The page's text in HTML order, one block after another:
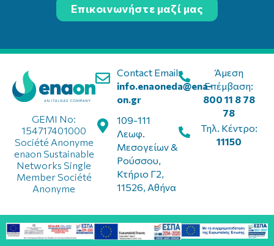
Επικοινωνήστε μαζί μας
Contact Email:
info.enaoneda@ena-
on.gr
109-111
Λεωφ.
Μεσογείων &
Ρούσσου,
Κτήριο Γ2,
11526, Αθήνα
GEMI No:
154717401000
Société Anonyme
enaon Sustainable
Networks Single
Member Société
Anonyme
Άμεση
Επέμβαση:
800 11 8 78
78
Τηλ. Κέντρο:
11150